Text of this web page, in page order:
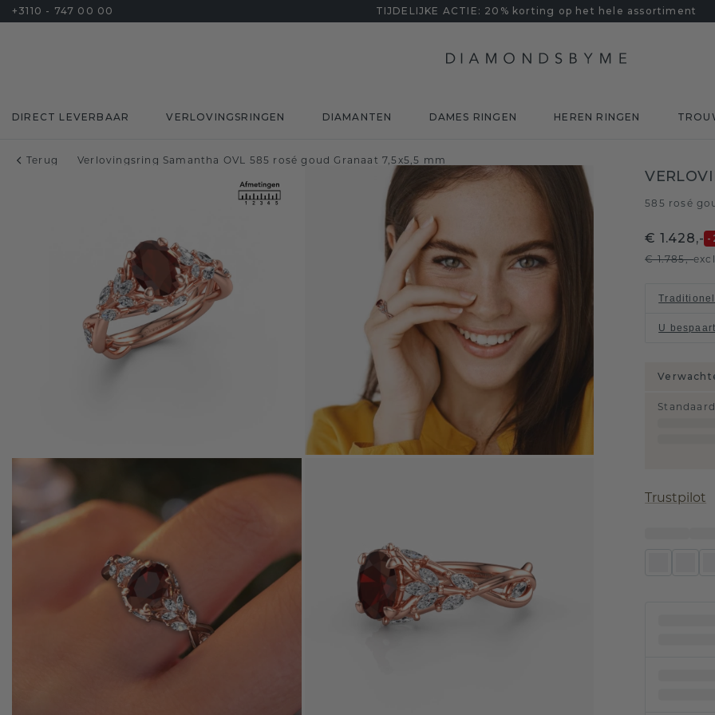
+3110 - 747 00 00 TIJDELIJKE ACTIE: 20% korting op het hele assortiment
DIRECT LEVERBAAR VERLOVINGSRINGEN DIAMANTEN DAMES RINGEN HEREN RINGEN
Terug Verlovingsring Samantha OVL 585 rosé goud Granaat 7,5x5,5 mm
585 rosé
€ 1.428,- -
€ 1.785,-
U bespaart
Standaard
Trustpilot